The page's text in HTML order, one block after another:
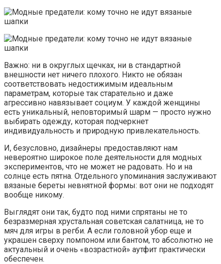
Важно: ни в округлых щечках, ни в стандартной
внешности нет ничего плохого. Никто не обязан
соответствовать недостижимым идеальным
параметрам, которые так старательно и даже
агрессивно навязывает социум. У каждой женщины
есть уникальный, неповторимый шарм — просто нужно
выбирать одежду, которая подчеркнет
индивидуальность и природную привлекательность.
И, безусловно, дизайнеры предоставляют нам
невероятно широкое поле деятельности для модных
экспериментов, что не может не радовать. Но и на
солнце есть пятна. Отдельного упоминания заслуживают
вязаные береты невнятной формы: вот они не подходят
вообще никому.
Выглядят они так, будто под ними спрятаны не то
безразмерная хрустальная советская салатница, не то
мяч для игры в регби. А если головной убор еще и
украшен сверху помпоном или бантом, то абсолютно не
актуальный и очень «возрастной» аутфит практически
обеспечен.